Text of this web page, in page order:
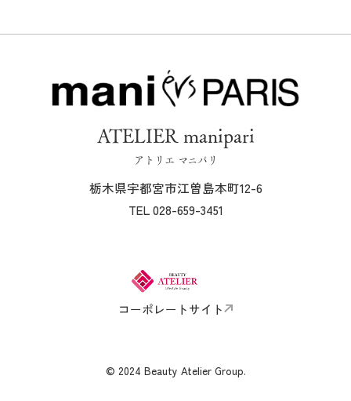
ATELIER manipari
アトリエ マニパリ
栃木県宇都宮市江曽島本町12-6
TEL 028-659-3451
コーポレートサイト
© 2024 Beauty Atelier Group.